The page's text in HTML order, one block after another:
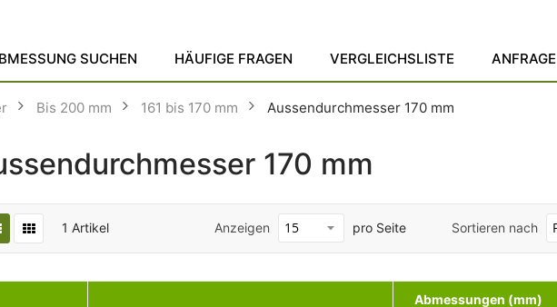
SUCHEN HÄUFIGE FRAGEN VERGLEICHSLISTE ANFRAGE
Bis 200 mm 161 bis 170 mm Aussendurchmesser 170 mm
170 mm
1 Artikel Sortieren nach
Anzeigen pro Seite
Abmessungen (mm)